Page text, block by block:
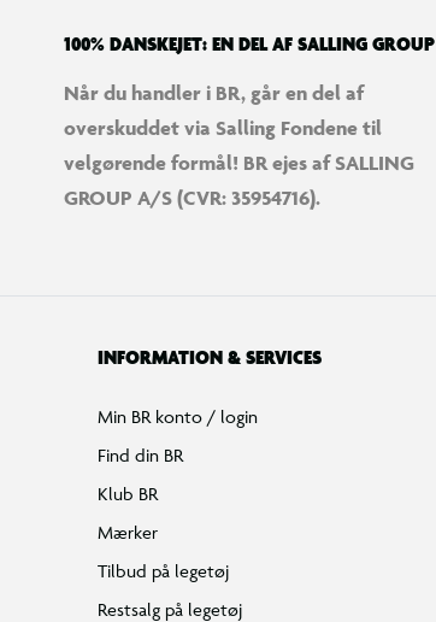
100% DANSKEJET: EN DEL AF SALLING GROUP
Når du handler i BR, går en del af
overskuddet via Salling Fondene til
velgørende formål! BR ejes af SALLING
GROUP A/S (CVR: 35954716).
INFORMATION & SERVICES
Min BR konto / login
Find din BR
Klub BR
Mærker
Tilbud på legetøj
Restsalg på legetøj